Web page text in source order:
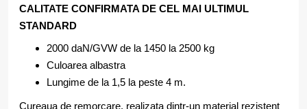
CALITATE CONFIRMATA DE CEL MAI ULTIMUL
STANDARD
2000 daN/GVW de la 1450 la 2500 kg
Culoarea albastra
Lungime de la 1,5 la peste 4 m.
Cureaua de remorcare, realizata dintr-un material rezistent